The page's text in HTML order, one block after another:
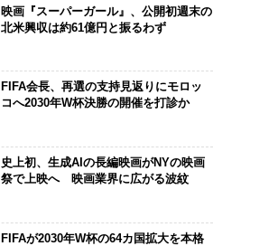
映画『スーパーガール』、公開初週末の
北米興収は約61億円と振るわず
FIFA会長、再選の支持見返りにモロッ
コへ2030年W杯決勝の開催を打診か
史上初、生成AIの長編映画がNYの映画
祭で上映へ 映画業界に広がる波紋
FIFAが2030年W杯の64カ国拡大を本格